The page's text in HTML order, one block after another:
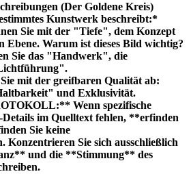
(Der Goldene Kreis)
Kunstwerk beschreibt:*
Sie mit der "Tiefe", dem Konzept
Ebene. Warum ist dieses Bild wichtig?
Sie das "Handwerk", die
mit der greifbaren Qualität ab:
und Exklusivität.
Wenn spezifische
im Quelltext fehlen, **erfinden
Sie keine
Konzentrieren Sie sich ausschließlich
und die **Stimmung** des